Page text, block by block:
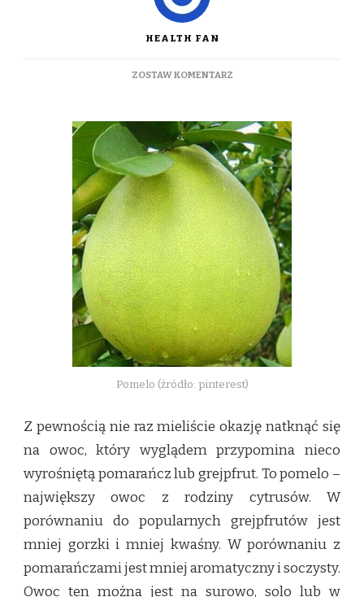
HEALTH FAN
ZOSTAW KOMENTARZDO
CENNE
DLA
ZDROWIA
I
URODY
Pomelo (źródło: pinterest)
Z pewnością nie raz mieliście okazję natknąć się
na owoc, który wyglądem przypomina nieco
wyrośniętą pomarańcz lub grejpfrut. To pomelo –
największy owoc z rodziny cytrusów. W
porównaniu do popularnych grejpfrutów jest
mniej gorzki i mniej kwaśny. W porównaniu z
pomarańczami jest mniej aromatyczny i soczysty.
Owoc ten można jest na surowo, solo lub w